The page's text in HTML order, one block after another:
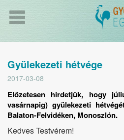
Gyülekezeti hétvége
2017-03-08
Előzetesen hirdetjük, hogy
vasárnapig) gyülekezeti
Balaton-Felvidéken, Monoszlón.
Kedves Testvérem!